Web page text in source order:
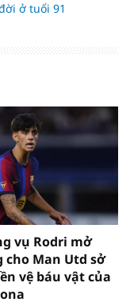
ở tuổi 91
vụ Rodri mở
cho Man Utd sở
vệ báu vật của